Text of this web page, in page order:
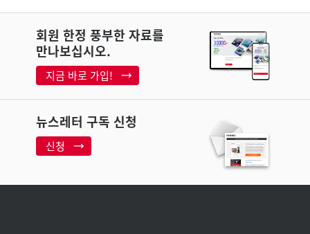
회원 한정 풍부한 자료를
만나보십시오.
지금 바로 가입!
뉴스레터 구독 신청
신청